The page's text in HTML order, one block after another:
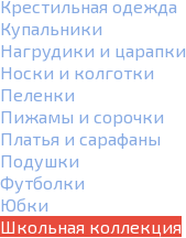
Крестильная одежда
Купальники
Нагрудики и царапки
Носки и колготки
Пеленки
Пижамы и сорочки
Платья и сарафаны
Подушки
Футболки
Юбки
Школьная коллекция